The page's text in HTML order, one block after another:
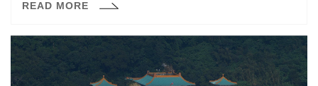
機點火驅趕，不慎引燃衣櫥內的衣物造成大火。法院最後
個月有期徒刑，並得易科罰金。
READ MORE